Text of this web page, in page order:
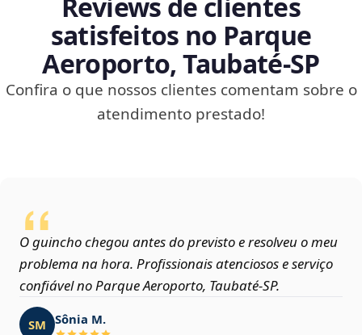
Reviews de clientes
satisfeitos no Parque
Aeroporto, Taubaté‑SP
Confira o que nossos clientes comentam sobre o
atendimento prestado!
O guincho chegou antes do previsto e resolveu o meu
problema na hora. Profissionais atenciosos e serviço
confiável no Parque Aeroporto, Taubaté‑SP.
SM Sônia M.